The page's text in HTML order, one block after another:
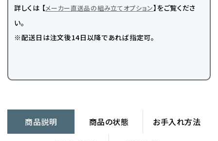
詳しくは 【メーカー直送品の組み立てオプション】をご覧くださ
い。
※配送日は注文後14日以降であれば指定可。
商品説明 商品の状態 お手入れ方法